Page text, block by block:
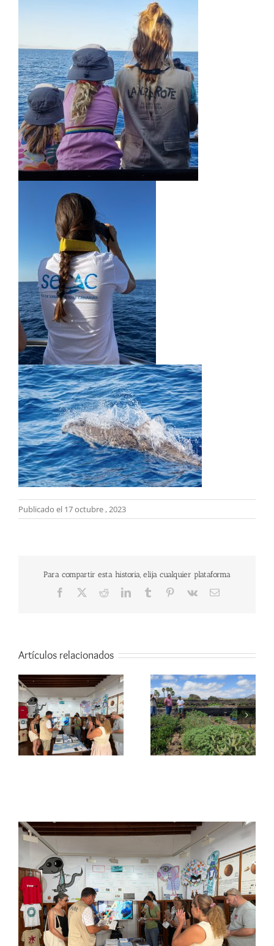
Publicado el 17 octubre , 2023
Para compartir esta historia, elija cualquier plataforma
Facebook RedditLinkedInTumblr Pinterest
Vk
Correo
Artículos relacionados